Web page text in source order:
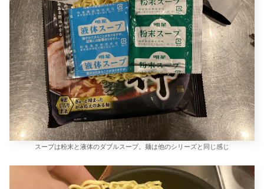
スープは粉末と液体のダブルスープ。麺は他のシリーズと同じ感じ